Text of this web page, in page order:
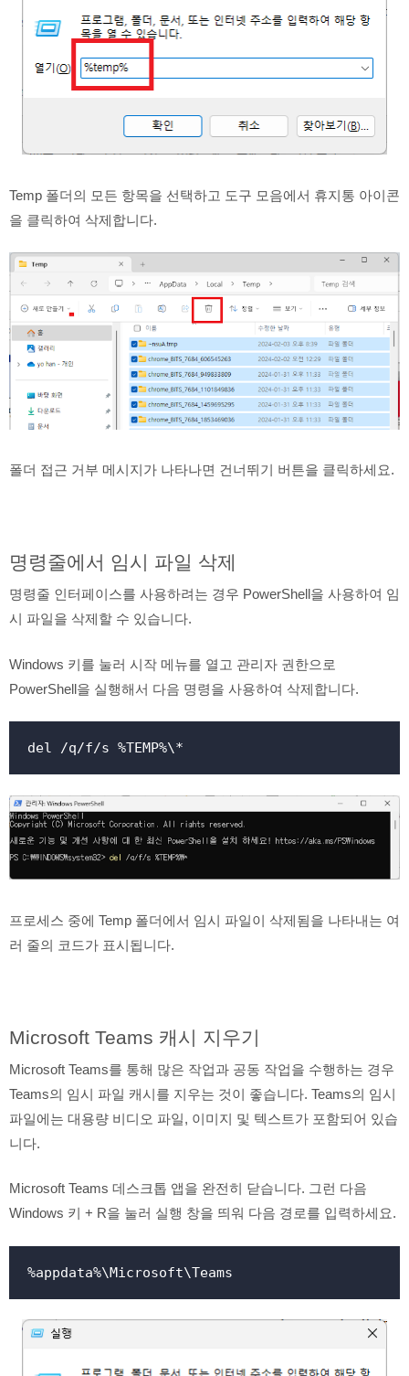
Temp 폴더의 모든 항목을 선택하고 도구 모음에서 휴지통 아이콘
을 클릭하여 삭제합니다.
폴더 접근 거부 메시지가 나타나면 건너뛰기 버튼을 클릭하세요.
명령줄에서 임시 파일 삭제
명령줄 인터페이스를 사용하려는 경우 PowerShell을 사용하여 임
시 파일을 삭제할 수 있습니다.
Windows 키를 눌러 시작 메뉴를 열고 관리자 권한으로
PowerShell을 실행해서 다음 명령을 사용하여 삭제합니다.
del /q/f/s %TEMP%\*
프로세스 중에 Temp 폴더에서 임시 파일이 삭제됨을 나타내는 여
러 줄의 코드가 표시됩니다.
Microsoft Teams 캐시 지우기
Microsoft Teams를 통해 많은 작업과 공동 작업을 수행하는 경우
Teams의 임시 파일 캐시를 지우는 것이 좋습니다. Teams의 임시
파일에는 대용량 비디오 파일, 이미지 및 텍스트가 포함되어 있습
니다.
Microsoft Teams 데스크톱 앱을 완전히 닫습니다. 그런 다음
Windows 키 + R을 눌러 실행 창을 띄워 다음 경로를 입력하세요.
%appdata%\Microsoft\Teams